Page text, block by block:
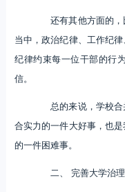
还有其他方面的，
当中，政治纪律、工作纪
纪律约束每一位干部的行
信。
总的来说，学校合
合实力的一件大好事，也
的一件困难事。
二、 完善大学治理